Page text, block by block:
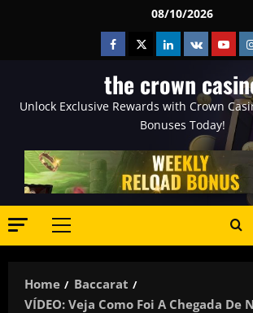
08/10/2026
Facebook
TwitterLinkedin
VK
the crown
Unlock Exclusive Rewards with Crown
Bonuses Today!
Primary
Home
Baccarat
VÍDEO: Veja Como Foi A Chegada De